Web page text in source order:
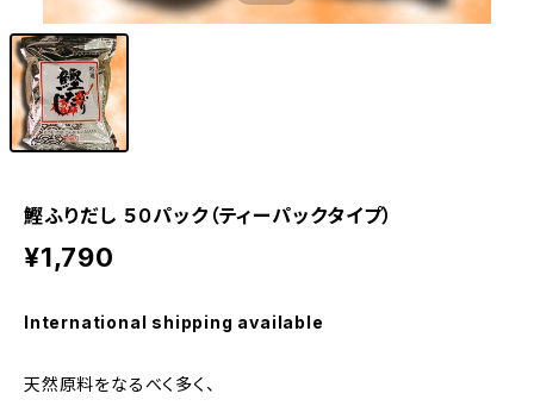
鰹ふりだし ５０パック（ティーパックタイプ）
¥1,790
International shipping available
天然原料をなるべく多く、